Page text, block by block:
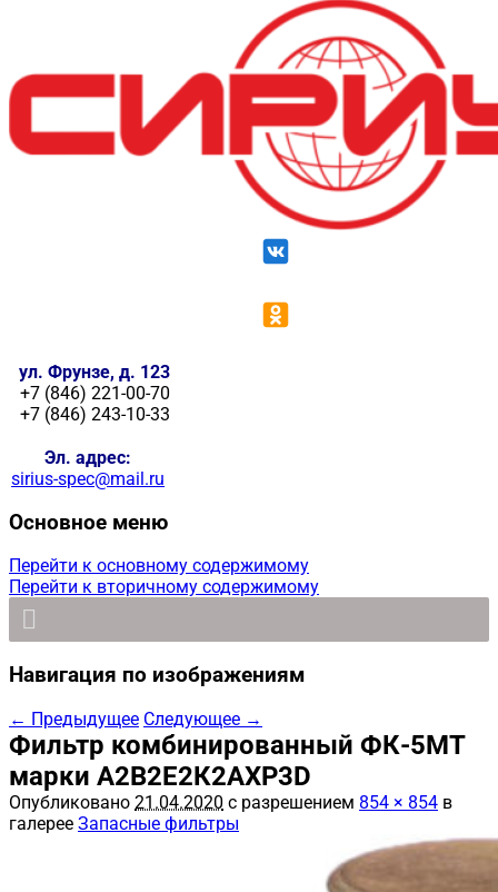
ул. Фрунзе, д. 123
+7 (846) 221-00-70
+7 (846) 243-10-33
Эл. адрес:
sirius-spec@mail.ru
Основное меню
Перейти к основному содержимому
Перейти к вторичному содержимому
Навигация по изображениям
← Предыдущее Следующее →
Фильтр комбинированный ФК-5МТ
марки А2В2Е2К2АХР3D
Опубликовано 21.04.2020 с разрешением 854 × 854 в
галерее Запасные фильтры